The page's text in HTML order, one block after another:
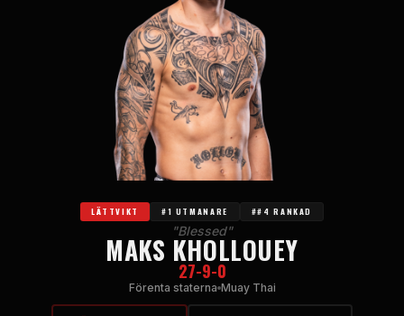
LÄTTVIKT #1 UTMANARE ##4 RANKAD
"Blessed"
MAKS KHOLLOUEY
27-9-0
Förenta staterna Muay Thai